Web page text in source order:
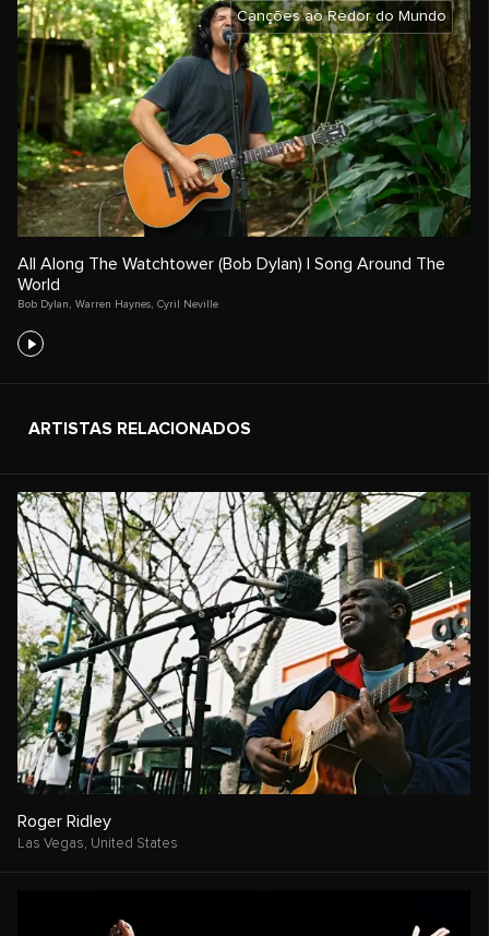
Canções ao Redor do Mundo
All Along The Watchtower (Bob Dylan) | Song Around The
World
Bob Dylan , Warren Haynes, Cyril Neville
ARTISTAS RELACIONADOS
Roger Ridley
Las Vegas, United States